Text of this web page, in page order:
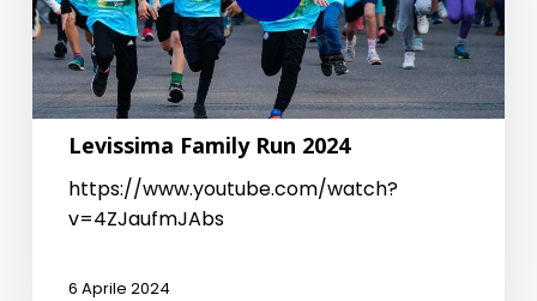
Levissima Family Run 2024
https://www.youtube.com/watch?
v=4ZJaufmJAbs
6 Aprile 2024